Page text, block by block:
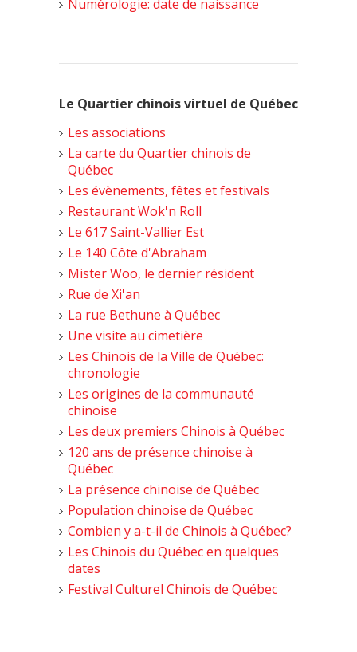
Numérologie: date de naissance
Le Quartier chinois virtuel de Québec
Les associations
La carte du Quartier chinois de
Québec
Les évènements, fêtes et festivals
Restaurant Wok'n Roll
Le 617 Saint-Vallier Est
Le 140 Côte d'Abraham
Mister Woo, le dernier résident
Rue de Xi'an
La rue Bethune à Québec
Une visite au cimetière
Les Chinois de la Ville de Québec:
chronologie
Les origines de la communauté
chinoise
Les deux premiers Chinois à Québec
120 ans de présence chinoise à
Québec
La présence chinoise de Québec
Population chinoise de Québec
Combien y a-t-il de Chinois à Québec?
Les Chinois du Québec en quelques
dates
Festival Culturel Chinois de Québec